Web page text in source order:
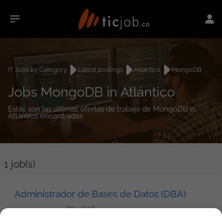
IT Jobs by Category Latest postings Atlántico MongoDB
Jobs MongoDB in Atlántico
Estás son las últimas ofertas de trabajo de MongoDB in
Atlántico encontradas.
1 job(s)
Administrador de Bases de Datos (DBA)
CS3 SAS